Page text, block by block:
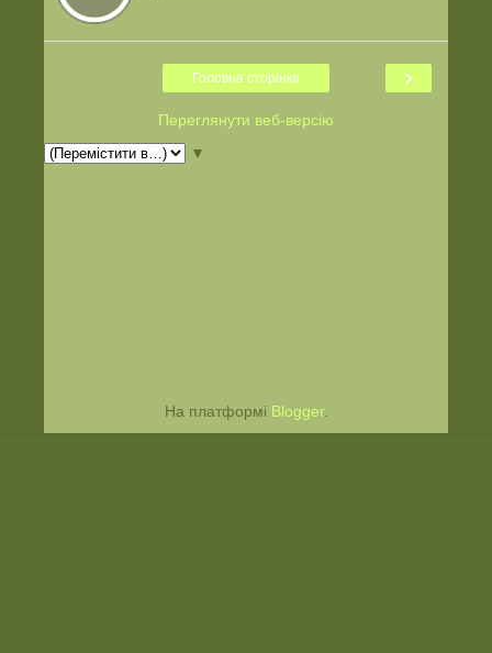
›
Головна сторінка
Переглянути веб-версію
▼
На платформі Blogger.